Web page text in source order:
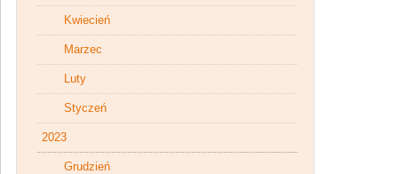
Kwiecień
Marzec
Luty
Styczeń
2023
Grudzień